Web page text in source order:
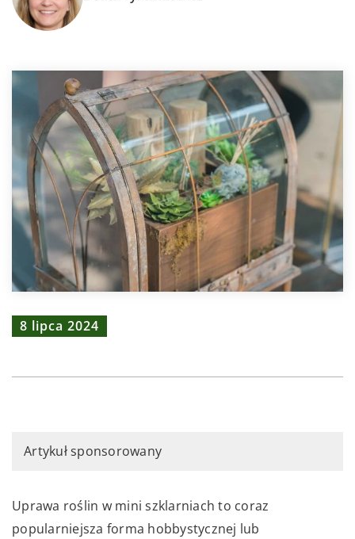
8 lipca 2024
Artykuł sponsorowany
Uprawa roślin w mini szklarniach to coraz
popularniejsza forma hobbystycznej lub